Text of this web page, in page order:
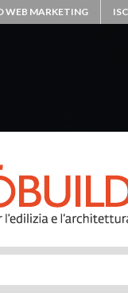
WEB MARKETING